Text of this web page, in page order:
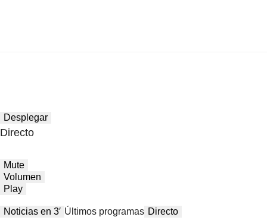
Desplegar
Directo
Mute
Volumen
Play
Noticias en 3′ Últimos programas Directo